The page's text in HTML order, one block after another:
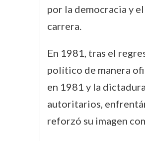
por la democracia y
carrera.
En 1981, tras el
político de manera
en 1981 y la
autoritarios,
reforzó su imagen